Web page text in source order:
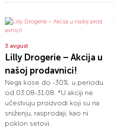
3 avgust
Lilly Drogerie – Akcija u
našoj prodavnici!
Nega kose do -30%. u periodu
od 03.08-31.08. *U akciji ne
učestvuju proizvodi koji su na
sniženju, rasprodaji, kao ni
poklon setovi.